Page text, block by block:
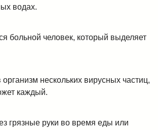
водах.
больной человек, который выделяет
нескольких вирусных частиц,
каждый.
грязные руки во время еды или